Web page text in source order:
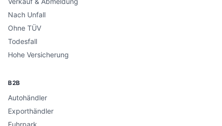
Nach Unfall
Ohne TÜV
Todesfall
Hohe Versicherung
B2B
Autohändler
Exporthändler
Fuhrpark